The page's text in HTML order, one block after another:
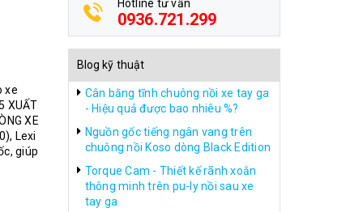
xe
XUẤT
XE
Lexi
giúp
Hotline tư vấn
0936.721.299
Blog kỹ thuật
Cân bằng tĩnh chuông nồi xe tay ga
- Hiệu quả được bao nhiêu %?
Nguồn gốc tiếng ngân vang trên
chuông nồi Koso dòng Black Edition
Torque Cam - Thiết kế rãnh xoắn
thông minh trên pu-ly nồi sau xe
tay ga